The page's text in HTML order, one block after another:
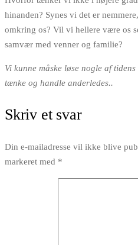
hinanden? Synes vi det er
omkring os? Vil vi hellere være os
samvær med venner og familie?
Vi kunne måske løse nogle af
tænke og handle anderledes..
Skriv et svar
Din e-mailadresse vil ikke blive
markeret med *